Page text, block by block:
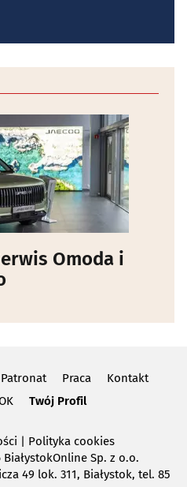
Omoda i
Patronat Praca
Kontakt
Twój Profil
| Polityka cookies
Sp. z o.o.
49 lok. 311, Białystok, tel. 85